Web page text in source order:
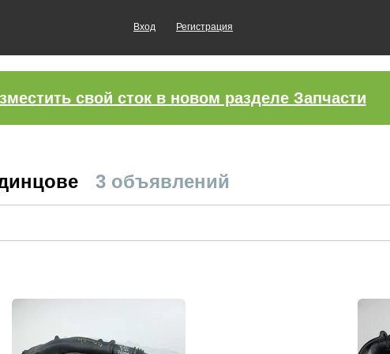
Вход Регистрация
свой сток в новом разделе Запчасти
3 объявлений